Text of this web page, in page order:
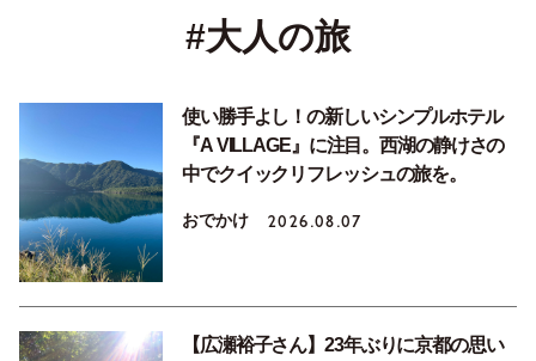
#大人の旅
使い勝手よし！の新しいシンプルホテル
『A VILLAGE』に注目。西湖の静けさの
中でクイックリフレッシュの旅を。
おでかけ 2026.08.07
【広瀬裕子さん】23年ぶりに京都の思い